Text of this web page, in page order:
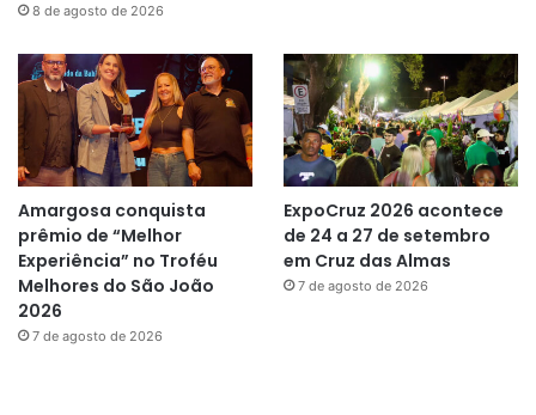
8 de agosto de 2026
Amargosa conquista
prêmio de “Melhor
Experiência” no Troféu
Melhores do São João
2026
7 de agosto de 2026
ExpoCruz 2026 acontece
de 24 a 27 de setembro
em Cruz das Almas
7 de agosto de 2026